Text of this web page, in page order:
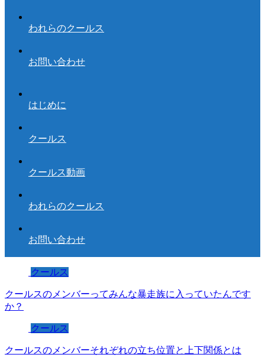
われらのクールス
お問い合わせ
はじめに
クールス
クールス動画
われらのクールス
お問い合わせ
クールス
クールスのメンバーってみんな暴走族に入っていたんです
か？
クールス
クールスのメンバーそれぞれの立ち位置と上下関係とは